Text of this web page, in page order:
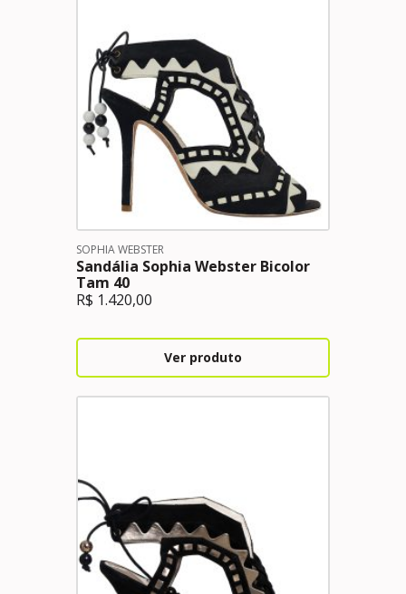
SOPHIA WEBSTER
Sandália Sophia Webster Bicolor
Tam 40
R$ 1.420,00
Ver produto